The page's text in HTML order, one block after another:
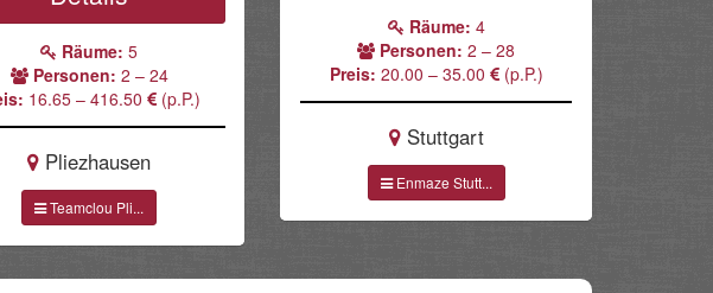
Räume: 5
Personen: 2 – 24
16.65 – 416.50 (p.P.)
Pliezhausen
Teamclou Pli...
Räume: 4
Personen: 2 – 28
Preis: 20.00 – 35.00 (p.P.)
Stuttgart
Enmaze Stutt...